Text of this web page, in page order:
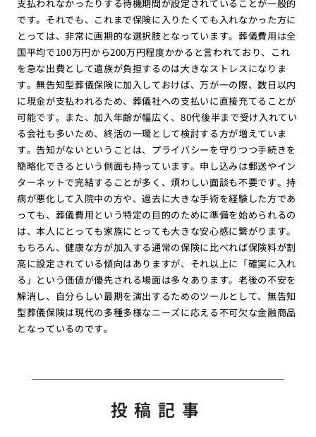
支払われなかったりする待機期間が設定されていることが一般的
です。それでも、これまで保険に入りたくても入れなかった方に
とっては、非常に画期的な選択肢となっています。葬儀費用は全
国平均で100万円から200万円程度かかると言われており、これ
を急な出費として遺族が負担するのは大きなストレスになりま
す。無告知型葬儀保険に加入しておけば、万が一の際、数日以内
に現金が支払われるため、葬儀社への支払いに直接充てることが
可能です。また、加入年齢が幅広く、80代後半まで受け入れてい
る会社も多いため、終活の一環として検討する方が増えていま
す。告知がないということは、プライバシーを守りつつ手続きを
簡略化できるという側面も持っています。申し込みは郵送やイン
ターネットで完結することが多く、煩わしい面談も不要です。持
病が悪化して入院中の方や、過去に大きな手術を経験した方であ
っても、葬儀費用という特定の目的のために準備を始められるの
は、本人にとっても家族にとっても大きな安心感に繋がります。
もちろん、健康な方が加入する通常の保険に比べれば保険料が割
高に設定されている傾向はありますが、それ以上に「確実に入れ
る」という価値が優先される場面は多々あります。老後の不安を
解消し、自分らしい最期を演出するためのツールとして、無告知
型葬儀保険は現代の多種多様なニーズに応える不可欠な金融商品
となっているのです。
投稿記事